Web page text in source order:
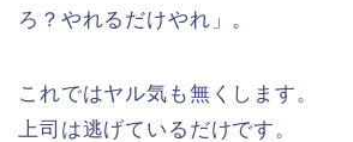
ろ？やれるだけやれ」。
これではヤル気も無くします。
上司は逃げているだけです。